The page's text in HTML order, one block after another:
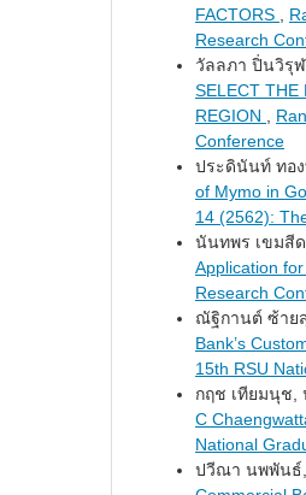
FACTORS
Research
วัลลภา ปิ่นวิรุ
SELECT THE
REGION
Conference
ประดินันท์ ทอ
of Mymo in
14 (2562):
นันทพร เขมสี
Application
Research
ณัฐิกานต์ ซ้าย
Bank’s
15th RSU
กฤช เทียมนุช,
C
National
ปวีณา นพพันธ์,